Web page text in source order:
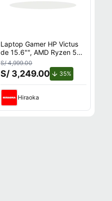
Laptop Gamer HP Victus
de 15.6"", AMD Ryzen 5
7535HS, NVIDIA GeForce
RTX 3050, 12GB RAM,
disco sólido de 512GB,
modelo 15-fb3058la
S/ 4,999.00
S/ 3,249.00 35%
Hiraoka